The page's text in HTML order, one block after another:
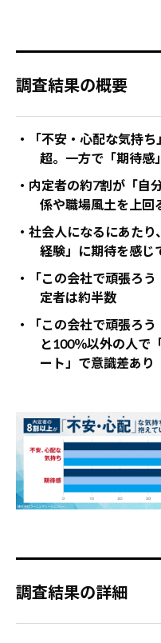
調査結果の概要
・「不安・心配な気持
超。一方で「期待感
・内定者の約7割が「自
係や職場風土を上回
・社会人になるにあた
経験」に期待を感じ
・「この会社で頑張ろ
定者は約半数
・「この会社で頑張ろ
と100％以外の人で
ート」で意識差あり
調査結果の詳細